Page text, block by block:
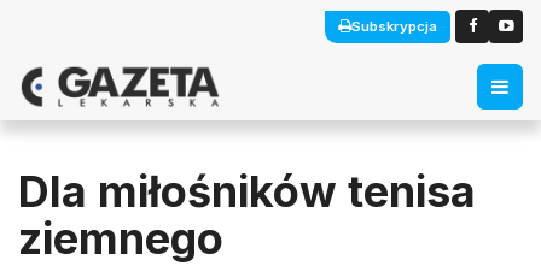
Subskrypcja
Dla miłośników tenisa
ziemnego